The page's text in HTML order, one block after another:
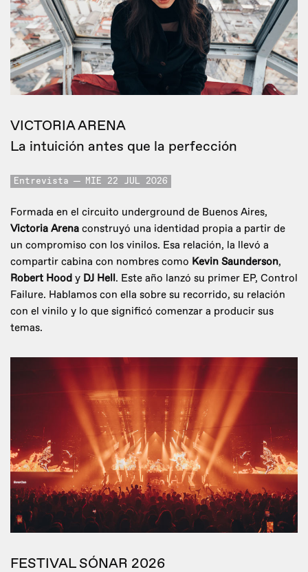
VICTORIA ARENA
La intuición antes que la perfección
Entrevista MIE 22 JUL 2026
Formada en el circuito underground de Buenos Aires,
Victoria Arena construyó una identidad propia a partir de
un compromiso con los vinilos. Esa relación, la llevó a
compartir cabina con nombres como Kevin Saunderson,
Robert Hood y DJ Hell. Este año lanzó su primer EP, Control
Failure. Hablamos con ella sobre su recorrido, su relación
con el vinilo y lo que significó comenzar a producir sus
temas.
FESTIVAL SÓNAR 2026